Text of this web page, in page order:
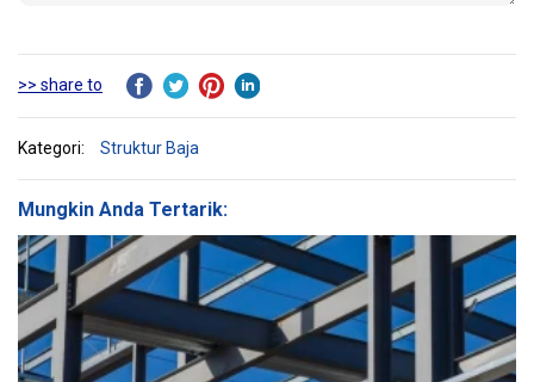
>> share to
Kategori: Struktur Baja
Mungkin Anda Tertarik: